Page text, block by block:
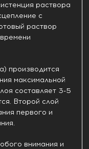
раствора
с
раствор
производится
максимальной
составляет 3-5
Второй слой
первого и
внимания и